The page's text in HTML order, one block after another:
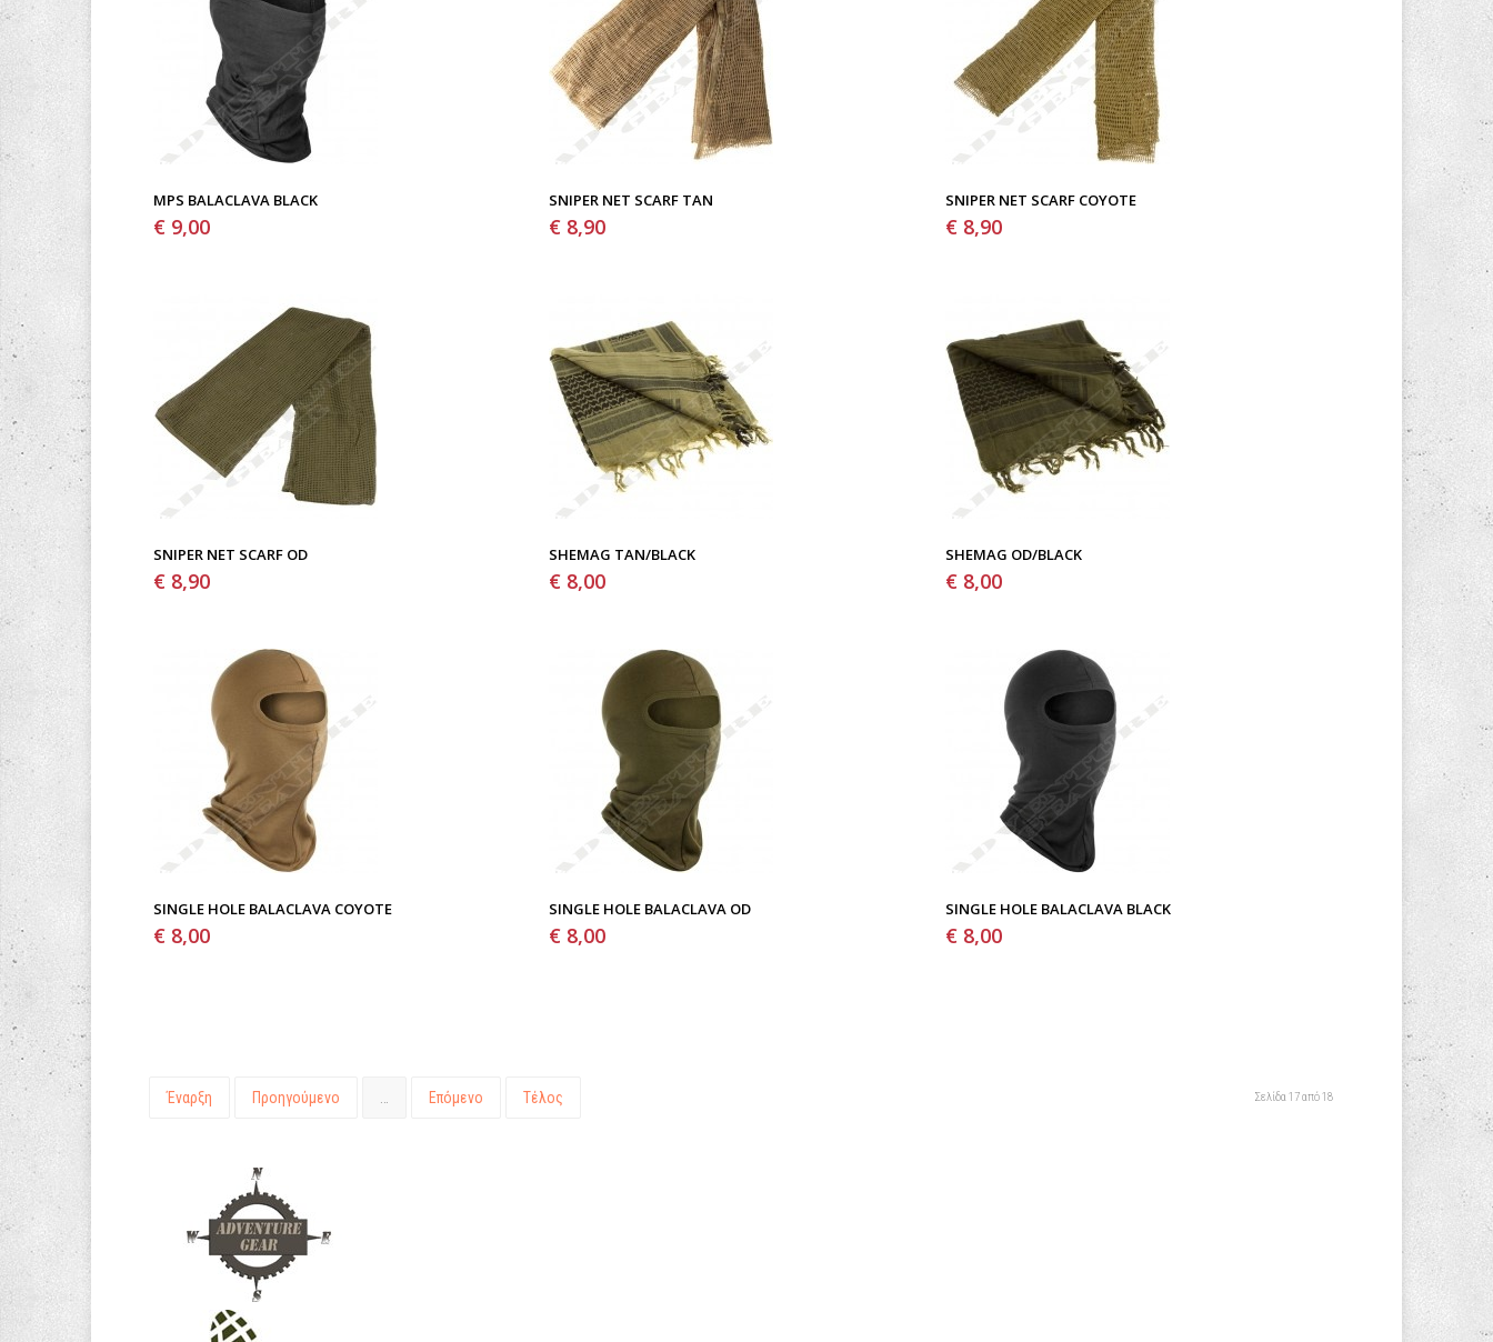
MPS BALACLAVA BLACK
€ 9,00
SNIPER NET SCARF TAN
€ 8,90
SNIPER NET SCARF COYOTE
€ 8,90
SNIPER NET SCARF OD
€ 8,90
SHEMAG TAN/BLACK
€ 8,00
SHEMAG OD/BLACK
€ 8,00
SINGLE HOLE BALACLAVA COYOTE
€ 8,00
SINGLE HOLE BALACLAVA OD
€ 8,00
SINGLE HOLE BALACLAVA BLACK
€ 8,00
Έναρξη Προηγούμενο Επόμενο Τέλος Σελίδα 17 από 18